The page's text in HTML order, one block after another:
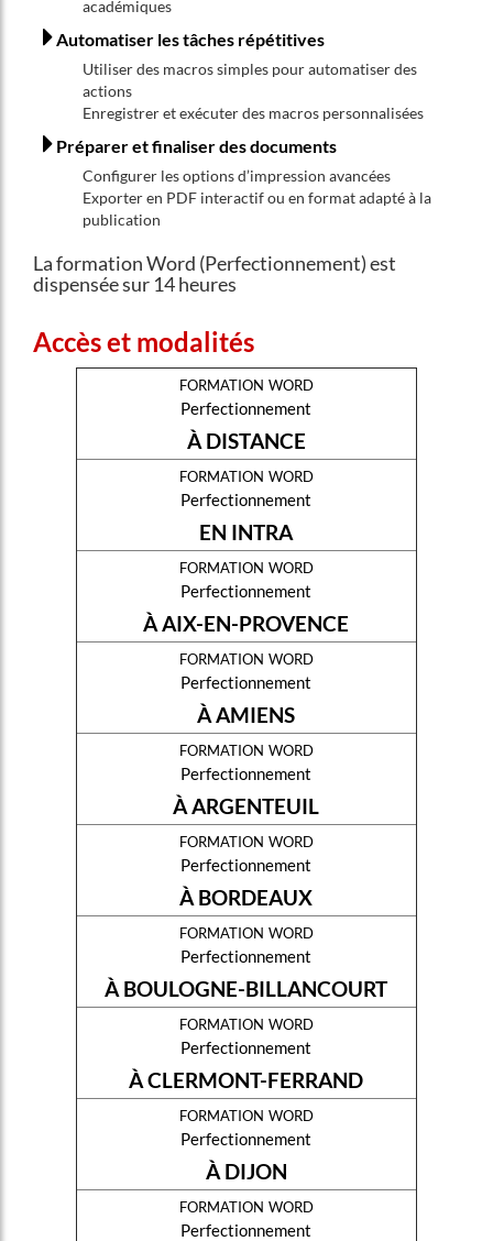
académiques
Automatiser les tâches répétitives
Utiliser des macros simples pour automatiser des
actions
Enregistrer et exécuter des macros personnalisées
Préparer et finaliser des documents
Configurer les options d’impression avancées
Exporter en PDF interactif ou en format adapté à la
publication
La formation Word (Perfectionnement) est
dispensée sur 14 heures
Accès et modalités
formation word
Perfectionnement
À DISTANCE
formation word
Perfectionnement
EN INTRA
formation word
Perfectionnement
À AIX-EN-PROVENCE
formation word
Perfectionnement
À AMIENS
formation word
Perfectionnement
À ARGENTEUIL
formation word
Perfectionnement
À BORDEAUX
formation word
Perfectionnement
À BOULOGNE-BILLANCOURT
formation word
Perfectionnement
À CLERMONT-FERRAND
formation word
Perfectionnement
À DIJON
formation word
Perfectionnement